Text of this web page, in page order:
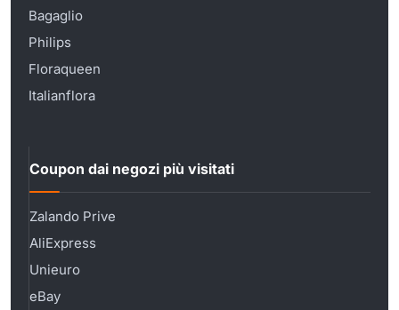
Bagaglio
Philips
Floraqueen
Italianflora
Coupon dai negozi più visitati
Zalando Prive
AliExpress
Unieuro
eBay